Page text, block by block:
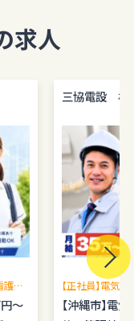
づく広告・コンテンツ
スの改善・新規サービ
・回答
供
ずに個人情報を第三者
たうえで、ユーザーの
情報（サービス利用履
動履歴に該当する情報
求人
護未
～
三協電設 株
【正社員】電気
理経験を広げら
【沖縄市】電